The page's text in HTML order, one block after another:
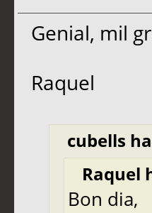
Genial, mil
Raquel
cubells
Raquel
Bon dia,